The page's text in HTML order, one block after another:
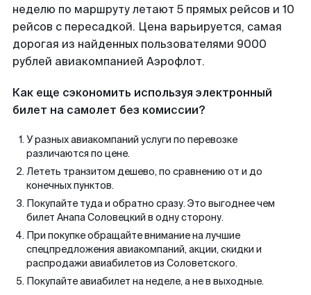
неделю по маршруту летают 5 прямых рейсов и 10
рейсов с пересадкой. Цена варьируется, самая
дорогая из найденных пользователями 9000
рублей авиакомпанией Аэрофлот.
Как еще сэкономить используя электронный
билет на самолет без комиссии?
У разных авиакомпаний услуги по перевозке
различаются по цене.
Лететь транзитом дешево, по сравнению от и до
конечных пунктов.
Покупайте туда и обратно сразу. Это выгоднее чем
билет Анапа Соловецкий в одну сторону.
При покупке обращайте внимание на лучшие
спецпредложения авиакомпаний, акции, скидки и
распродажи авиабилетов из Соловетского.
Покупайте авиабилет на неделе, а не в выходные.